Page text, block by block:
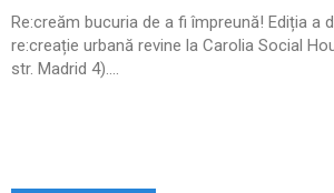
Re:creăm bucuria de a fi împreună! Ediția a
re:creație urbană revine la Carolia Social
str. Madrid 4)....